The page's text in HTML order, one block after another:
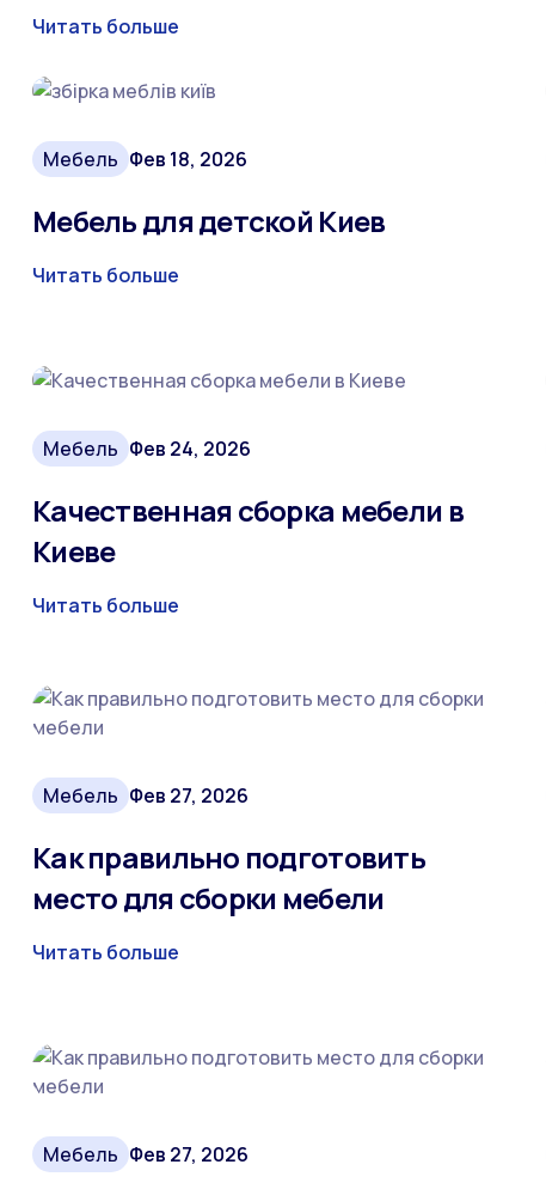
Читать больше
Мебель Фев 18, 2026
Мебель для детской Киев
Читать больше
Мебель Фев 24, 2026
Качественная сборка мебели в
Киеве
Читать больше
Мебель Фев 27, 2026
Как правильно подготовить
место для сборки мебели
Читать больше
Мебель Фев 27, 2026